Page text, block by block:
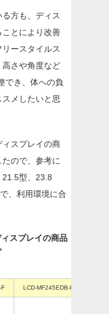
方も、ディス
とにより改善
ースタイルス
高さや角度など
でき、体への負
メしたいと思
スプレイの商
ので、参考に
21.5型、23.8
、利用環境に合
スプレイの商品
F LCD-MF245EDB-F